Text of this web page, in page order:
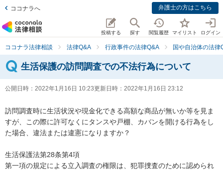
ココナラへ 弁護士の方はこちら
投稿する 探す 閲覧履歴 マイリスト ログイン
ココナラ法律相談 法律Q&A 行政事件の法律Q&A 国や自治体の法律
生活保護の訪問調査での不法行為について
公開日時： 2022年1月16日 10:23更新日時： 2022年1月16日 23:12
訪問調査時に生活状況や現金化できる高額な商品が無いか等を見ま
すが、この際に許可なくにタンスや戸棚、カバンを開ける行為をし
た場合、違法または違憲になりますか？
生活保護法第28条第4項
第一項の規定による立入調査の権限は、犯罪捜査のために認められ